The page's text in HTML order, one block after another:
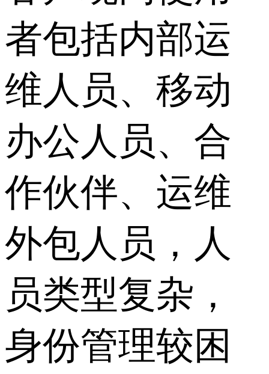
者包括内部运
维人员、移动
办公人员、合
作伙伴、运维
外包人员，人
员类型复杂，
身份管理较困